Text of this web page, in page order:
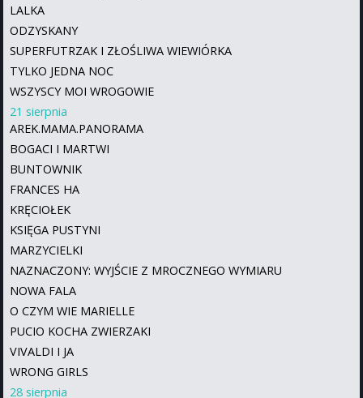
LALKA
ODZYSKANY
SUPERFUTRZAK I ZŁOŚLIWA WIEWIÓRKA
TYLKO JEDNA NOC
WSZYSCY MOI WROGOWIE
21 sierpnia
AREK.MAMA.PANORAMA
BOGACI I MARTWI
BUNTOWNIK
FRANCES HA
KRĘCIOŁEK
KSIĘGA PUSTYNI
MARZYCIELKI
NAZNACZONY: WYJŚCIE Z MROCZNEGO WYMIARU
NOWA FALA
O CZYM WIE MARIELLE
PUCIO KOCHA ZWIERZAKI
VIVALDI I JA
WRONG GIRLS
28 sierpnia